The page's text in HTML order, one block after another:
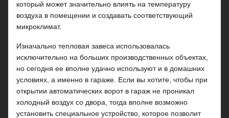
который может значительно влиять на температуру
воздуха в помещении и создавать соответствующий
микроклимат.
Изначально тепловая завеса использовалась
исключительно на больших производственных объектах,
но сегодня ее вполне удачно используют и в домашних
условиях, а именно в гараже. Если вы хотите, чтобы при
открытии автоматических ворот в гараж не проникал
холодный воздух со двора, тогда вполне возможно
установить специальное устройство, которое позволит